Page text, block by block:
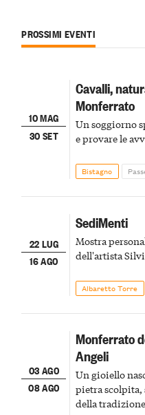
PROSSIMI EVENTI
10 MAG
30 SET
Cavalli,
Monferrato
Un soggiorno
e provare le
Bistagno
22 LUG
16 AGO
SediMenti
Mostra
dell'artista
Albaretto Torre
03 AGO
08 AGO
Monferrato
Angeli
Un gioiello
pietra scolpita,
della